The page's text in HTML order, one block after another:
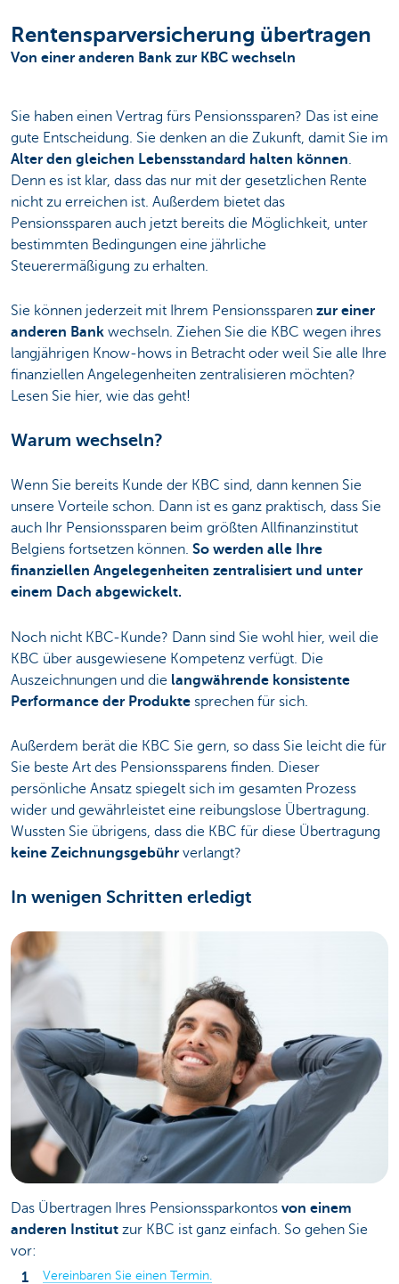
Rentensparversicherung übertragen
Von einer anderen Bank zur KBC wechseln
Sie haben einen Vertrag fürs Pensionssparen? Das ist eine
gute Entscheidung. Sie denken an die Zukunft, damit Sie im
Alter den gleichen Lebensstandard halten können.
Denn es ist klar, dass das nur mit der gesetzlichen Rente
nicht zu erreichen ist. Außerdem bietet das
Pensionssparen auch jetzt bereits die Möglichkeit, unter
bestimmten Bedingungen eine jährliche
Steuerermäßigung zu erhalten.
Sie können jederzeit mit Ihrem Pensionssparen zur einer
anderen Bank wechseln. Ziehen Sie die KBC wegen ihres
langjährigen Know-hows in Betracht oder weil Sie alle Ihre
finanziellen Angelegenheiten zentralisieren möchten?
Lesen Sie hier, wie das geht!
Warum wechseln?
Wenn Sie bereits Kunde der KBC sind, dann kennen Sie
unsere Vorteile schon. Dann ist es ganz praktisch, dass Sie
auch Ihr Pensionssparen beim größten Allfinanzinstitut
Belgiens fortsetzen können. So werden alle Ihre
finanziellen Angelegenheiten zentralisiert und unter
einem Dach abgewickelt.
Noch nicht KBC-Kunde? Dann sind Sie wohl hier, weil die
KBC über ausgewiesene Kompetenz verfügt. Die
Auszeichnungen und die langwährende konsistente
Performance der Produkte sprechen für sich.
Außerdem berät die KBC Sie gern, so dass Sie leicht die für
Sie beste Art des Pensionssparens finden. Dieser
persönliche Ansatz spiegelt sich im gesamten Prozess
wider und gewährleistet eine reibungslose Übertragung.
Wussten Sie übrigens, dass die KBC für diese Übertragung
keine Zeichnungsgebühr verlangt?
In wenigen Schritten erledigt
Das Übertragen Ihres Pensionssparkontos von einem
anderen Institut zur KBC ist ganz einfach. So gehen Sie
vor:
Vereinbaren Sie einen Termin.